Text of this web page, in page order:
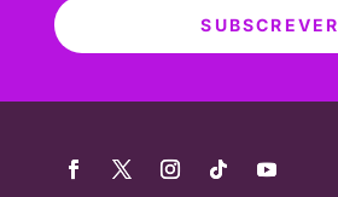
SUBSCREVER